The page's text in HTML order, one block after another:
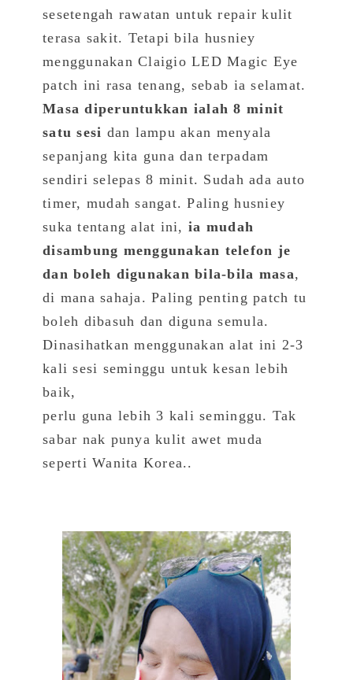
sesetengah rawatan untuk repair kulit
terasa sakit. Tetapi bila husniey
menggunakan Claigio LED Magic Eye
patch ini rasa tenang, sebab ia selamat.
Masa diperuntukkan ialah 8 minit
satu sesi dan lampu akan menyala
sepanjang kita guna dan terpadam
sendiri selepas 8 minit. Sudah ada auto
timer, mudah sangat. Paling husniey
suka tentang alat ini, ia mudah
disambung menggunakan telefon je
dan boleh digunakan bila-bila masa,
di mana sahaja. Paling penting patch tu
boleh dibasuh dan diguna semula.
Dinasihatkan menggunakan alat ini 2-3
kali sesi seminggu untuk kesan lebih
baik,
perlu guna lebih 3 kali seminggu. Tak
sabar nak punya kulit awet muda
seperti Wanita Korea..